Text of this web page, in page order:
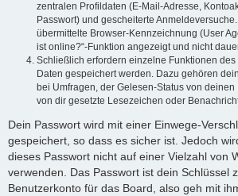
zentralen Profildaten (E-Mail-Adresse,
Passwort) und gescheiterte
übermittelte Browser-Kennzeichnung (User
ist online?“-Funktion angezeigt und nicht
Schließlich erfordern einzelne Funktionen des
Daten gespeichert werden. Dazu gehören
bei Umfragen, der Gelesen-Status von
von dir gesetzte Lesezeichen oder
Dein Passwort wird mit einer Einwege-
gespeichert, so dass es sicher ist. Jedoch
dieses Passwort nicht auf einer Vielzahl von
verwenden. Das Passwort ist dein Schlüssel
Benutzerkonto für das Board, also geh mit